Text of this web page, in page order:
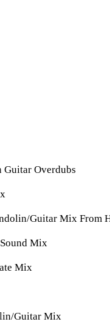
Guitar Overdubs
Guitar Mix From
Mix
Mix
Guitar Mix